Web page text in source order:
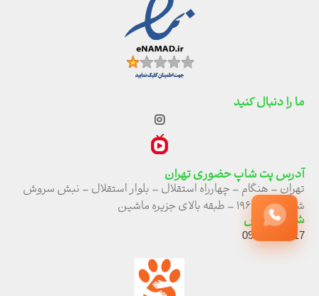
آدرس پت شاپ حضوری تهران
تهران – هنگام – چهارراه استقلال – بلوار استقلال – نبش سروش
شمالی – پ ۱۹۶ – طبقه بالای جزیره ماشین
شماره تماس
09210468117
ما را دنبال کنید